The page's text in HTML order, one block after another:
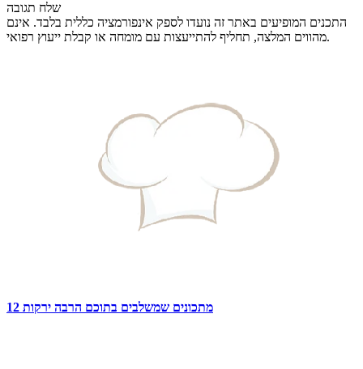
שלח תגובה
התכנים המופיעים באתר זה נועדו לספק אינפורמציה כללית בלבד. אינם
מהווים המלצה, תחליף להתייעצות עם מומחה או קבלת ייעוץ רפואי.
12 מתכונים שמשלבים בתוכם הרבה ירקות